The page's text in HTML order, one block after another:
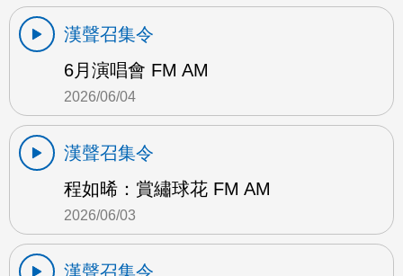
漢聲召集令
6月演唱會 FM AM
2026/06/04
漢聲召集令
程如晞：賞繡球花 FM AM
2026/06/03
漢聲召集令